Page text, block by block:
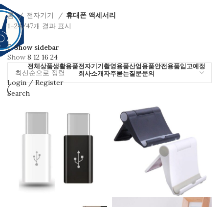
전체상품생활용품전자기기촬영용품산업용품안전용품입고예정
회사소개자주묻는질문문의
Login / Register
Search
items ₩0
Menu
₩0
홈 전자기기
휴대폰 액세서리
1–24/47개 결과 표시
Show sidebar
Show 8 12 16 24